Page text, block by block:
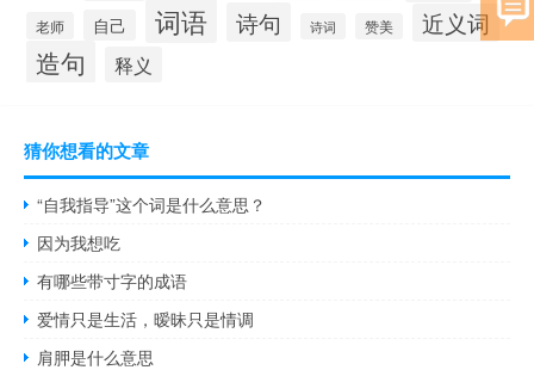
老师 自己 词语 诗句 诗词 赞美 近义词
造句 释义
猜你想看的文章
“自我指导”这个词是什么意思？
因为我想吃
有哪些带寸字的成语
爱情只是生活，暧昧只是情调
肩胛是什么意思